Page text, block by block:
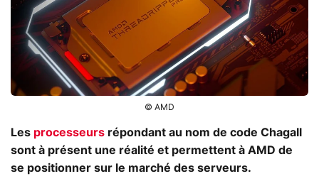
© AMD
Les processeurs répondant au nom de code Chagall
sont à présent une réalité et permettent à AMD de
se positionner sur le marché des serveurs.